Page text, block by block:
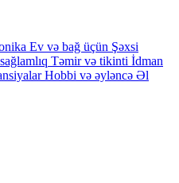
Ev və bağ üçün Şəxsi
Təmir və tikinti İdman
Hobbi və əyləncə Əl